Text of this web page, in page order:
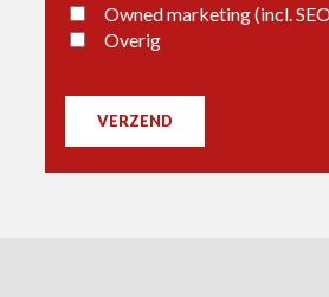
Owned marketing (incl.
Overig
VERZEND